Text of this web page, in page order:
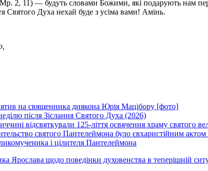
2, 11) — будуть словами Божими, які подарують нам
Святого Духа нехай буде з усіма вами! Амінь.
на священника диякона Юрія Мацібору [фото]
після Зіслання Святого Духа (2026)
відсвяткували 125-ліття освячення храму святого
святого Пантелеймона було євхаристійним
і цілителя Пантелеймона
Ярослава щодо поведінки духовенства в теперішній